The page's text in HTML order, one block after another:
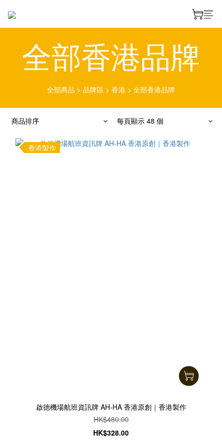
全部香港品牌
全部商品 > 品牌區 > 香港 > 全部香港品牌
商品排序 每頁顯示 48 個
香港製作
啟德機場航班資訊牌 AH-HA 香港原創｜香港製作
HK$480.00
HK$328.00